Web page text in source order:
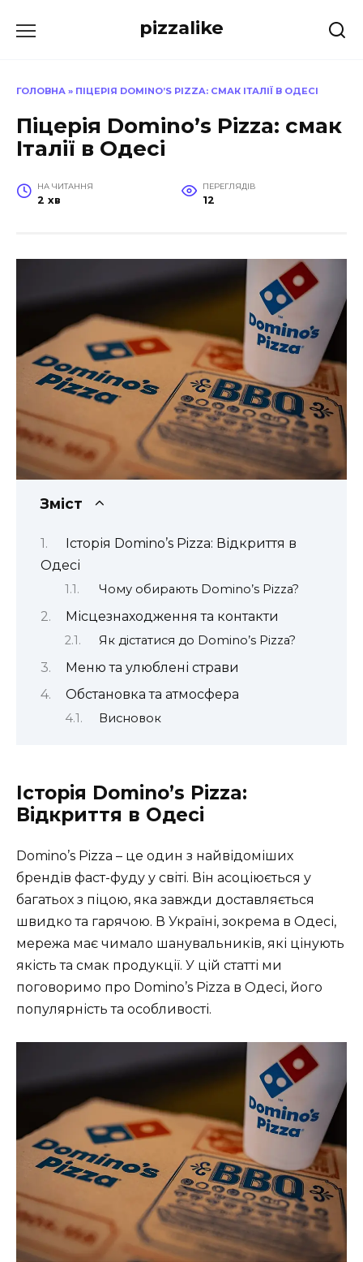
до
pizzalike
ГОЛОВНА » ПІЦЕРІЯ DOMINO’S PIZZA: СМАК ІТАЛІЇ В ОДЕСІ
Піцерія Domino’s Pizza: смак
Італії в Одесі
НА ЧИТАННЯ
2 хв
ПЕРЕГЛЯДІВ
12
Зміст
Історія Domino’s Pizza: Відкриття в
Одесі
Чому обирають Domino’s Pizza?
Місцезнаходження та контакти
Як дістатися до Domino’s Pizza?
Меню та улюблені страви
Обстановка та атмосфера
Висновок
Історія Domino’s Pizza:
Відкриття в Одесі
Domino’s Pizza – це один з найвідоміших
брендів фаст-фуду у світі. Він асоціюється у
багатьох з піцою, яка завжди доставляється
швидко та гарячою. В Україні, зокрема в Одесі,
мережа має чимало шанувальників, які цінують
якість та смак продукції. У цій статті ми
поговоримо про Domino’s Pizza в Одесі, його
популярність та особливості.